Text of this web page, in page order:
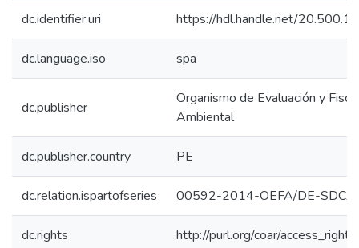
dc.identifier.uri https://hdl.handle.net/
dc.language.iso spa
dc.publisher
Organismo de Evaluación y
Ambiental
dc.publisher.country PE
dc.relation.ispartofseries 00592-2014-OEFA/DE-SDCA
dc.rights http://purl.org/coar/access_right/